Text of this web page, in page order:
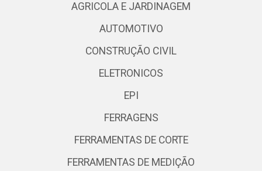
AGRICOLA E JARDINAGEM
AUTOMOTIVO
CONSTRUÇÃO CIVIL
ELETRONICOS
EPI
FERRAGENS
FERRAMENTAS DE CORTE
FERRAMENTAS DE MEDIÇÃO